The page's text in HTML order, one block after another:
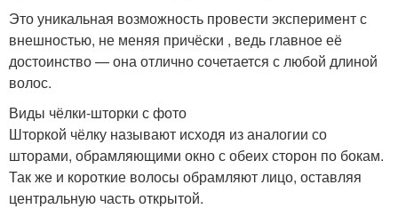
Это уникальная возможность провести эксперимент с
внешностью, не меняя причёски , ведь главное её
достоинство — она отлично сочетается с любой длиной
волос.
Виды чёлки-шторки с фото
Шторкой чёлку называют исходя из аналогии со
шторами, обрамляющими окно с обеих сторон по бокам.
Так же и короткие волосы обрамляют лицо, оставляя
центральную часть открытой.